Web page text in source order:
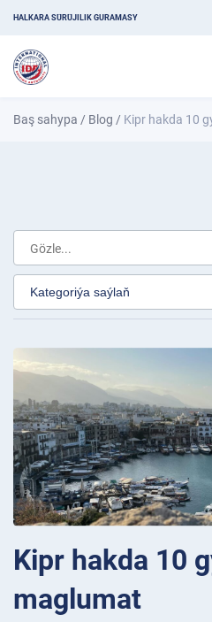
HALKARA SÜRÜJILIK GURAMASY
Baş sahypa / Blog / Kipr hakda 10
Kipr hakda 10
maglumat